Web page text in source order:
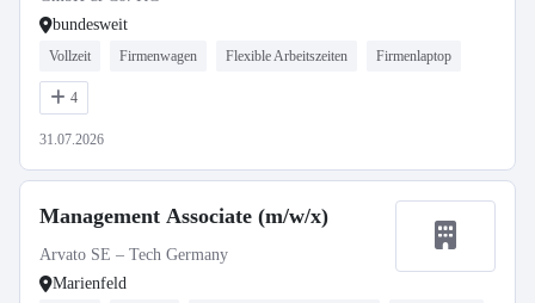
bundesweit
Vollzeit Firmenwagen Flexible Arbeitszeiten Firmenlaptop
4
31.07.2026
Management Associate (m/w/x)
Arvato SE – Tech Germany
Marienfeld